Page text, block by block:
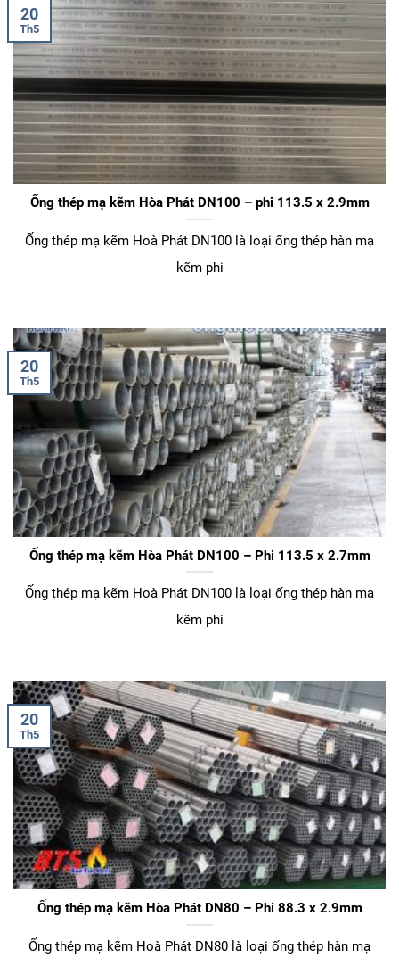
Ống thép mạ kẽm Hòa Phát DN100 – phi 113.5 x 2.9mm
Ống thép mạ kẽm Hoà Phát DN100 là loại ống thép hàn mạ
kẽm phi
20
Th5
Ống thép mạ kẽm Hòa Phát DN100 – Phi 113.5 x 2.7mm
Ống thép mạ kẽm Hoà Phát DN100 là loại ống thép hàn mạ
kẽm phi
20
Th5
Ống thép mạ kẽm Hòa Phát DN80 – Phi 88.3 x 2.9mm
Ống thép mạ kẽm Hoà Phát DN80 là loại ống thép hàn mạ
20
Th5